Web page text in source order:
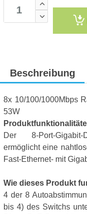
Beschreibung
8x 10/100/1000Mbps
53W
Der 8-Port-Gigabit-
ermöglicht eine
Fast-Ethernet- mit
Wie dieses Produkt
4 der 8
bis 4) des Switchs